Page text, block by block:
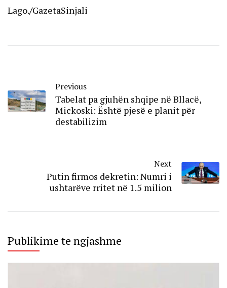
Lago./GazetaSinjali
Previous
Tabelat pa gjuhën shqipe në Bllacë,
Mickoski: Është pjesë e planit për
destabilizim
Next
Putin firmos dekretin: Numri i
ushtarëve rritet në 1.5 milion
Publikime te ngjashme